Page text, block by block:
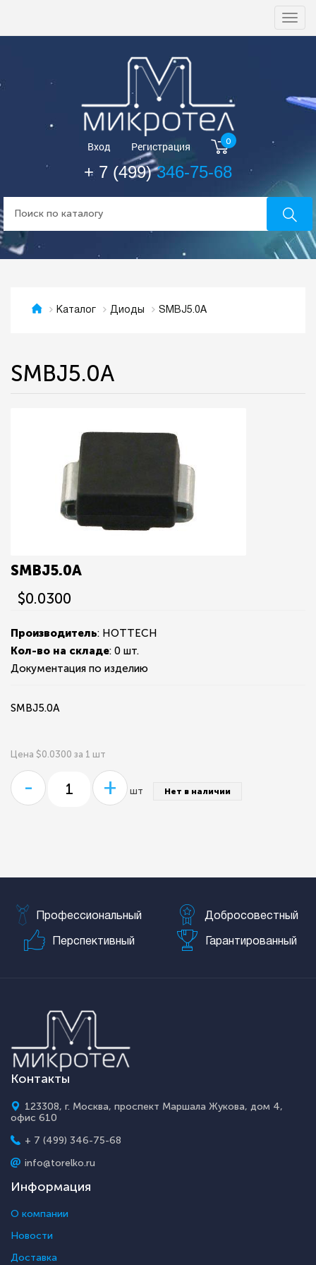
Вход Регистрация 0
+ 7 (499)346-75-68
Каталог Диоды SMBJ5.0A
SMBJ5.0A
SMBJ5.0A
$0.0300
Производитель: HOTTECH
Кол-во на складе: 0 шт.
Документация по изделию
SMBJ5.0A
Цена $0.0300 за 1 шт
- + шт Нет в наличии
Профессиональный Добросовестный
Перспективный Гарантированный
Контакты
123308, г. Москва, проспект Маршала Жукова, дом 4,
офис 610
+ 7 (499) 346-75-68
info@torelko.ru
Информация
О компании
Новости
Доставка